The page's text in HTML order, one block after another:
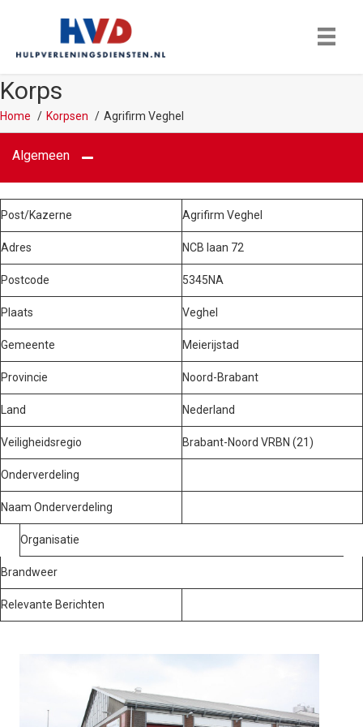
Korps
Home Korpsen Agrifirm Veghel
Algemeen
Post/Kazerne Agrifirm Veghel
Adres NCB laan 72
Postcode 5345NA
Plaats Veghel
Gemeente Meierijstad
Provincie Noord-Brabant
Land Nederland
Veiligheidsregio Brabant-Noord VRBN (21)
Onderverdeling
Naam Onderverdeling
Organisatie
Brandweer
Relevante Berichten